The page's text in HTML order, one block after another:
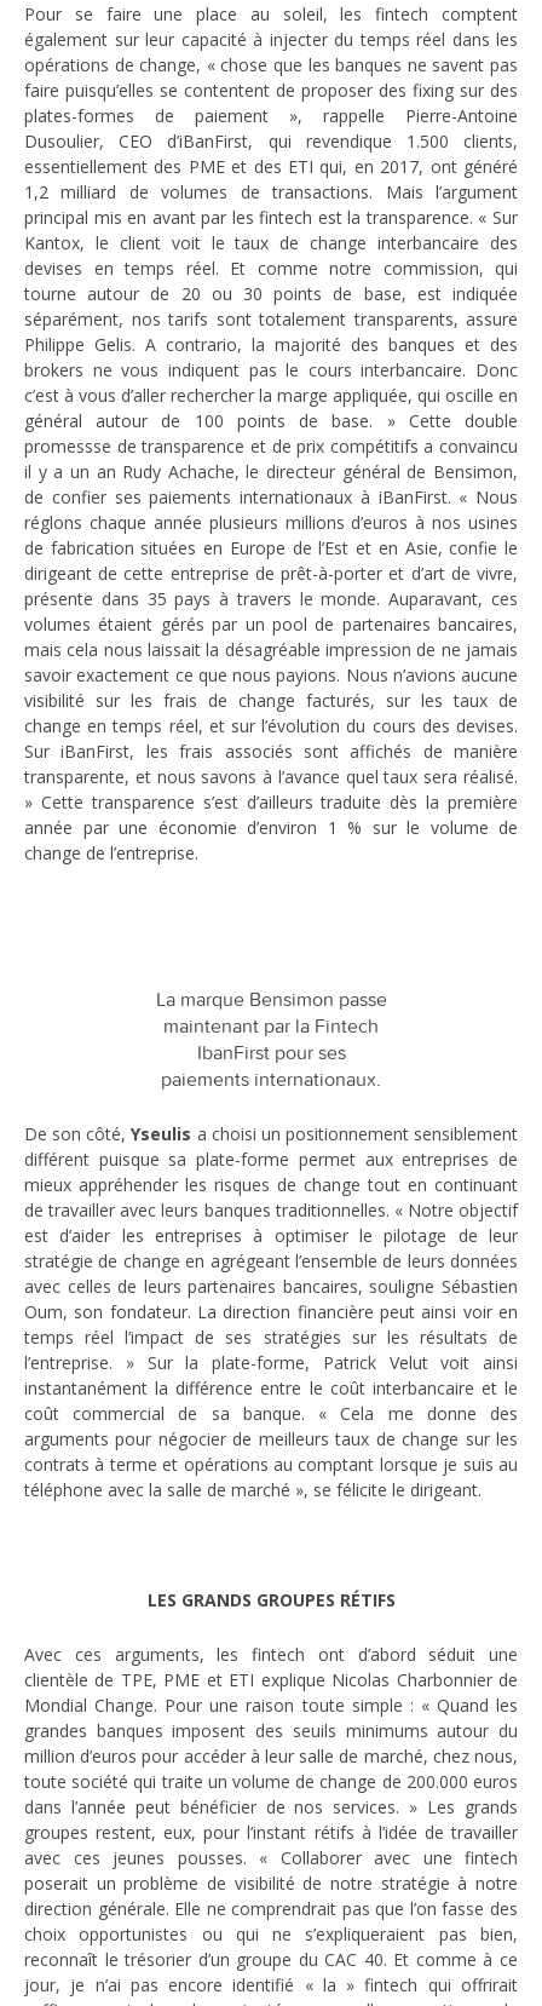
Pour se faire une place au soleil, les fintech comptent
également sur leur capacité à injecter du temps réel dans les
opérations de change, « chose que les banques ne savent pas
faire puisqu’elles se contentent de proposer des fixing sur des
plates-formes de paiement », rappelle Pierre-Antoine
Dusoulier, CEO d’iBanFirst, qui revendique 1.500 clients,
essentiellement des PME et des ETI qui, en 2017, ont généré
1,2 milliard de volumes de transactions. Mais l’argument
principal mis en avant par les fintech est la transparence. « Sur
Kantox, le client voit le taux de change interbancaire des
devises en temps réel. Et comme notre commission, qui
tourne autour de 20 ou 30 points de base, est indiquée
séparément, nos tarifs sont totalement transparents, assure
Philippe Gelis. A contrario, la majorité des banques et des
brokers ne vous indiquent pas le cours interbancaire. Donc
c’est à vous d’aller rechercher la marge appliquée, qui oscille en
général autour de 100 points de base. » Cette double
promessse de transparence et de prix compétitifs a convaincu
il y a un an Rudy Achache, le directeur général de Bensimon,
de confier ses paiements internationaux à iBanFirst. « Nous
réglons chaque année plusieurs millions d’euros à nos usines
de fabrication situées en Europe de l’Est et en Asie, confie le
dirigeant de cette entreprise de prêt-à-porter et d’art de vivre,
présente dans 35 pays à travers le monde. Auparavant, ces
volumes étaient gérés par un pool de partenaires bancaires,
mais cela nous laissait la désagréable impression de ne jamais
savoir exactement ce que nous payions. Nous n’avions aucune
visibilité sur les frais de change facturés, sur les taux de
change en temps réel, et sur l’évolution du cours des devises.
Sur iBanFirst, les frais associés sont affichés de manière
transparente, et nous savons à l’avance quel taux sera réalisé.
» Cette transparence s’est d’ailleurs traduite dès la première
année par une économie d’environ 1 % sur le volume de
change de l’entreprise.
La marque Bensimon passe
maintenant par la Fintech
IbanFirst pour ses
paiements internationaux.
De son côté,Yseulis a choisi un positionnement sensiblement
différent puisque sa plate-forme permet aux entreprises de
mieux appréhender les risques de change tout en continuant
de travailler avec leurs banques traditionnelles. « Notre objectif
est d’aider les entreprises à optimiser le pilotage de leur
stratégie de change en agrégeant l’ensemble de leurs données
avec celles de leurs partenaires bancaires, souligne Sébastien
Oum, son fondateur. La direction financière peut ainsi voir en
temps réel l’impact de ses stratégies sur les résultats de
l’entreprise. » Sur la plate-forme, Patrick Velut voit ainsi
instantanément la différence entre le coût interbancaire et le
coût commercial de sa banque. « Cela me donne des
arguments pour négocier de meilleurs taux de change sur les
contrats à terme et opérations au comptant lorsque je suis au
téléphone avec la salle de marché », se félicite le dirigeant.
LES GRANDS GROUPES RÉTIFS
Avec ces arguments, les fintech ont d’abord séduit une
clientèle de TPE, PME et ETI explique Nicolas Charbonnier de
Mondial Change. Pour une raison toute simple : « Quand les
grandes banques imposent des seuils minimums autour du
million d’euros pour accéder à leur salle de marché, chez nous,
toute société qui traite un volume de change de 200.000 euros
dans l’année peut bénéficier de nos services. » Les grands
groupes restent, eux, pour l’instant rétifs à l’idée de travailler
avec ces jeunes pousses. « Collaborer avec une fintech
poserait un problème de visibilité de notre stratégie à notre
direction générale. Elle ne comprendrait pas que l’on fasse des
choix opportunistes ou qui ne s’expliqueraient pas bien,
reconnaît le trésorier d’un groupe du CAC 40. Et comme à ce
jour, je n’ai pas encore identifié « la » fintech qui offrirait